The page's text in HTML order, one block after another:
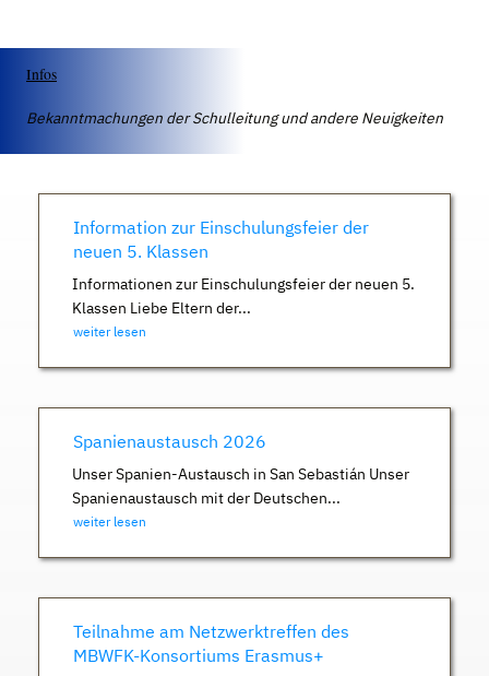
Infos
Bekanntmachungen der Schulleitung und andere Neuigkeiten
Information zur Einschulungsfeier der
neuen 5. Klassen
Informationen zur Einschulungsfeier der neuen 5.
Klassen Liebe Eltern der...
weiter lesen
Spanienaustausch 2026
Unser Spanien-Austausch in San Sebastián Unser
Spanienaustausch mit der Deutschen...
weiter lesen
Teilnahme am Netzwerktreffen des
MBWFK-Konsortiums Erasmus+